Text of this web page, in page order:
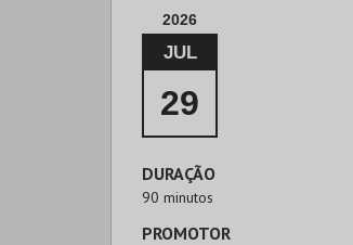
2026
JUL
29
DURAÇÃO
90 minutos
PROMOTOR